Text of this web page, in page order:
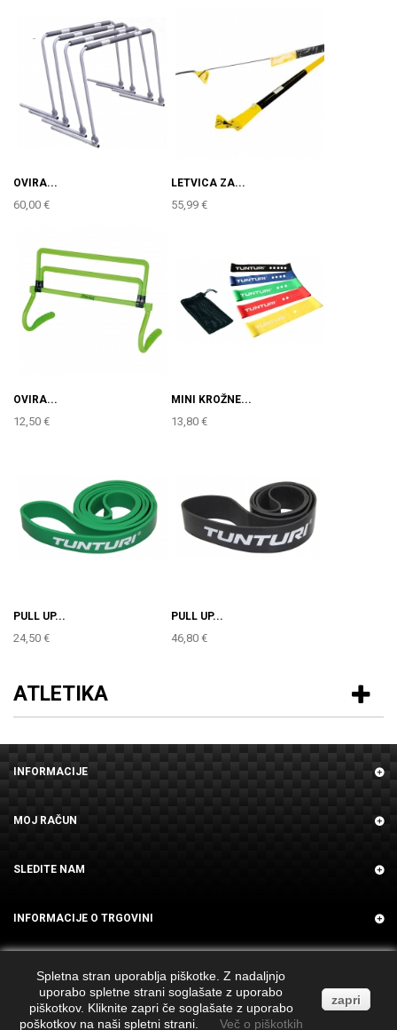
OVIRA...
60,00 €
LETVICA ZA...
55,99 €
OVIRA...
12,50 €
MINI KROŽNE...
13,80 €
PULL UP...
24,50 €
PULL UP...
46,80 €
ATLETIKA
INFORMACIJE
MOJ RAČUN
SLEDITE NAM
INFORMACIJE O TRGOVINI
Spletna stran uporablja piškotke. Z nadaljnjo
uporabo spletne strani soglašate z uporabo
piškotkov. Kliknite zapri če soglašate z uporabo
poškotkov na naši spletni strani. Več o piškotkih
zapri